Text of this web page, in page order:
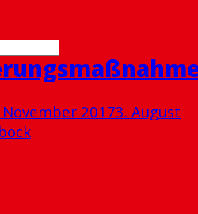
November 20173. August